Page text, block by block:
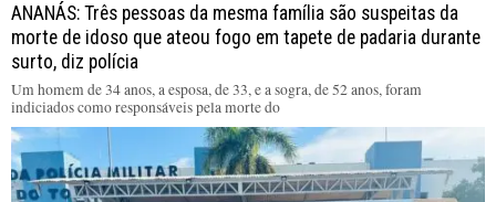
ANANÁS: Três pessoas da mesma família são suspeitas da
morte de idoso que ateou fogo em tapete de padaria durante
surto, diz polícia
Um homem de 34 anos, a esposa, de 33, e a sogra, de 52 anos, foram
indiciados como responsáveis pela morte do